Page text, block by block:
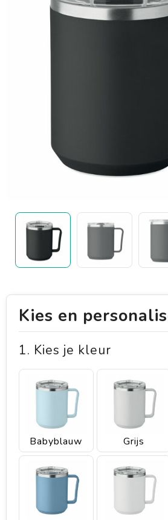
Kies en
1. Kies je kleur
Babyblauw Grijs